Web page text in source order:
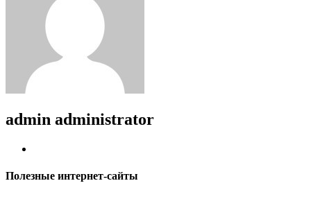
admin administrator
Полезные интернет-сайты